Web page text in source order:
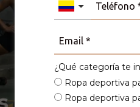
¿Qué categoría te
Ropa deportiva
Ropa deportiva